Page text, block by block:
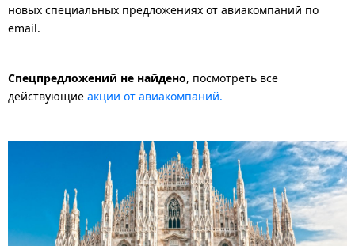
новых специальных предложениях от авиакомпаний по
email.
Спецпредложений не найдено, посмотреть все
действующие акции от авиакомпаний.